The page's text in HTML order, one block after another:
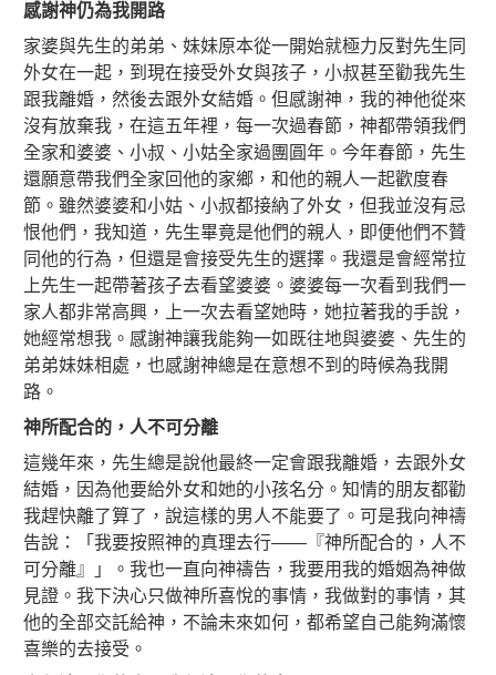
感謝神仍為我開路
家婆與先生的弟弟、妹妹原本從一開始就極力反對先生同
外女在一起，到現在接受外女與孩子，小叔甚至勸我先生
跟我離婚，然後去跟外女結婚。但感謝神，我的神他從來
沒有放棄我，在這五年裡，每一次過春節，神都帶領我們
全家和婆婆、小叔、小姑全家過團圓年。今年春節，先生
還願意帶我們全家回他的家鄉，和他的親人一起歡度春
節。雖然婆婆和小姑、小叔都接納了外女，但我並沒有忌
恨他們，我知道，先生畢竟是他們的親人，即便他們不贊
同他的行為，但還是會接受先生的選擇。我還是會經常拉
上先生一起帶著孩子去看望婆婆。婆婆每一次看到我們一
家人都非常高興，上一次去看望她時，她拉著我的手說，
她經常想我。感謝神讓我能夠一如既往地與婆婆、先生的
弟弟妹妹相處，也感謝神總是在意想不到的時候為我開
路。
神所配合的，人不可分離
這幾年來，先生總是說他最終一定會跟我離婚，去跟外女
結婚，因為他要給外女和她的小孩名分。知情的朋友都勸
我趕快離了算了，說這樣的男人不能要了。可是我向神禱
告說：「我要按照神的真理去行——『神所配合的，人不
可分離』」。我也一直向神禱告，我要用我的婚姻為神做
見證。我下決心只做神所喜悅的事情，我做對的事情，其
他的全部交託給神，不論未來如何，都希望自己能夠滿懷
喜樂的去接受。